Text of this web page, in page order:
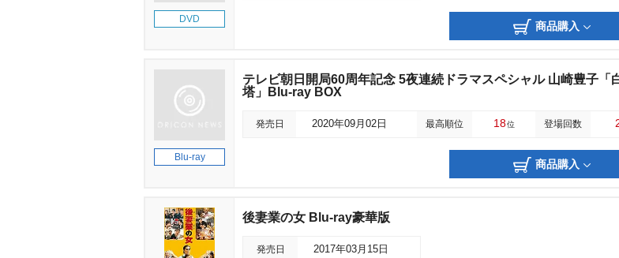
DVD
商品購入
Blu-ray
テレビ朝日開局60周年記念 5夜連続ドラマスペシャル 山崎豊子「
塔」Blu-ray BOX
発売日 2020年09月02日 最高順位 18位 登場回数
商品購入
後妻業の女 Blu-ray豪華版
発売日 2017年03月15日